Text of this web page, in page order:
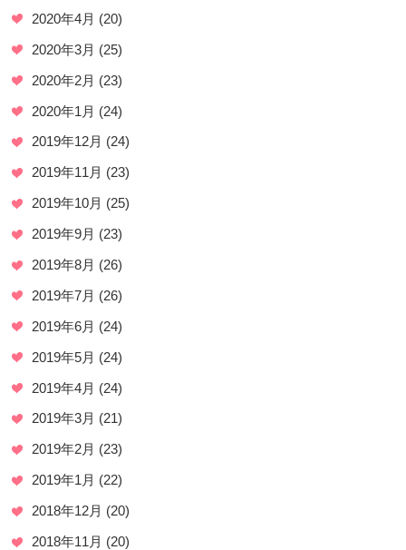
2020年4月 (20)
2020年3月 (25)
2020年2月 (23)
2020年1月 (24)
2019年12月 (24)
2019年11月 (23)
2019年10月 (25)
2019年9月 (23)
2019年8月 (26)
2019年7月 (26)
2019年6月 (24)
2019年5月 (24)
2019年4月 (24)
2019年3月 (21)
2019年2月 (23)
2019年1月 (22)
2018年12月 (20)
2018年11月 (20)